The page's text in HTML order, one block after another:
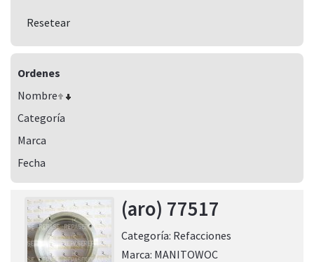
Ordenes
Nombre
Categoría
Marca
Fecha
(aro) 77517
Categoría: Refacciones
Marca: MANITOWOC